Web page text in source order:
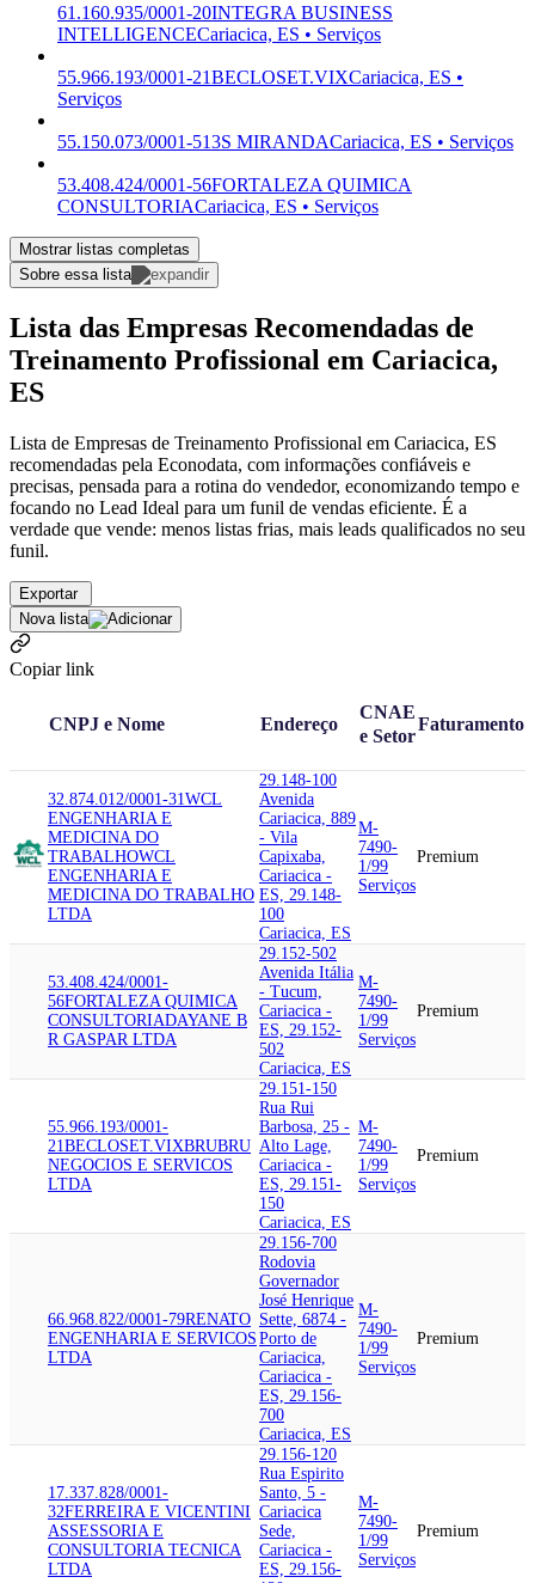
61.160.935/0001-20INTEGRA BUSINESS
INTELLIGENCECariacica, ES • Serviços
55.966.193/0001-21BECLOSET.VIXCariacica, ES •
Serviços
55.150.073/0001-513S MIRANDACariacica, ES • Serviços
53.408.424/0001-56FORTALEZA QUIMICA
CONSULTORIACariacica, ES • Serviços
Mostrar listas completas
Sobre essa lista
Lista das Empresas Recomendadas de
Treinamento Profissional em Cariacica,
ES
Lista de Empresas de Treinamento Profissional em Cariacica, ES
recomendadas pela Econodata, com informações confiáveis e
precisas, pensada para a rotina do vendedor, economizando tempo e
focando no Lead Ideal para um funil de vendas eficiente. É a
verdade que vende: menos listas frias, mais leads qualificados no seu
funil.
Exportar
Nova lista
Copiar link
CNPJ e Nome Endereço
CNAE
e Setor
Faturamento
32.874.012/0001-31WCL
ENGENHARIA E
MEDICINA DO
TRABALHOWCL
ENGENHARIA E
MEDICINA DO TRABALHO
LTDA
29.148-100
Avenida
Cariacica, 889
- Vila
Capixaba,
Cariacica -
ES, 29.148-
100
Cariacica, ES
M-
7490-
1/99
Serviços
Premium
53.408.424/0001-
56FORTALEZA QUIMICA
CONSULTORIADAYANE B
R GASPAR LTDA
29.152-502
Avenida Itália
- Tucum,
Cariacica -
ES, 29.152-
502
Cariacica, ES
M-
7490-
1/99
Serviços
Premium
55.966.193/0001-
21BECLOSET.VIXBRUBRU
NEGOCIOS E SERVICOS
LTDA
29.151-150
Rua Rui
Barbosa, 25 -
Alto Lage,
Cariacica -
ES, 29.151-
150
Cariacica, ES
M-
7490-
1/99
Serviços
Premium
66.968.822/0001-79RENATO
ENGENHARIA E SERVICOS
LTDA
29.156-700
Rodovia
Governador
José Henrique
Sette, 6874 -
Porto de
Cariacica,
Cariacica -
ES, 29.156-
700
Cariacica, ES
M-
7490-
1/99
Serviços
Premium
17.337.828/0001-
32FERREIRA E VICENTINI
ASSESSORIA E
CONSULTORIA TECNICA
LTDA
29.156-120
Rua Espirito
Santo, 5 -
Cariacica
Sede,
Cariacica -
ES, 29.156-
M-
7490-
1/99
Serviços
Premium